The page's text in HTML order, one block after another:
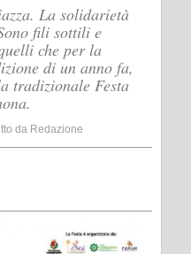
La solidarietà
fili sottili e
che per la
di un anno fa,
tradizionale Festa
da Redazione